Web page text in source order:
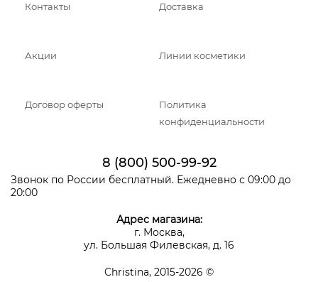
Контакты Доставка
Акции Линии косметики
Договор оферты
Политика
конфиденциальности
8 (800) 500-99-92
Звонок по России бесплатный. Ежедневно с 09:00 до
20:00
Адрес магазина:
г. Москва,
ул. Большая Филевская, д. 16
Christina, 2015-2026 ©